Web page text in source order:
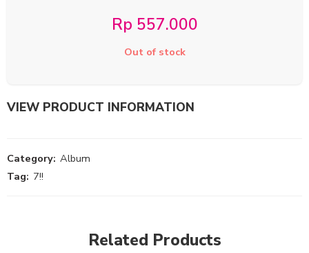
Rp 557.000
Out of stock
VIEW PRODUCT INFORMATION
Category: Album
Tag: 7!!
Related Products